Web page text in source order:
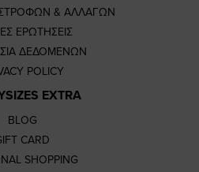
& ΑΛΛΑΓΩΝ
ΕΡΩΤΗΣΕΙΣ
ΔΕΔΟΜΕΝΩΝ
POLICY
EXTRA
BLOG
CARD
SHOPPING